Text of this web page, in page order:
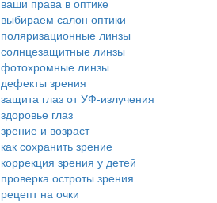
ваши права в оптике
выбираем салон оптики
поляризационные линзы
солнцезащитные линзы
фотохромные линзы
дефекты зрения
защита глаз от УФ-излучения
здоровье глаз
зрение и возраст
как сохранить зрение
коррекция зрения у детей
проверка остроты зрения
рецепт на очки